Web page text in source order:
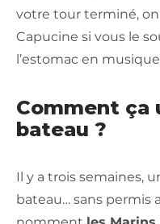
votre tour terminé, on
Capucine si vous le
l’estomac en
Comment ça
bateau ?
Il y a trois semaines,
bateau… sans permis